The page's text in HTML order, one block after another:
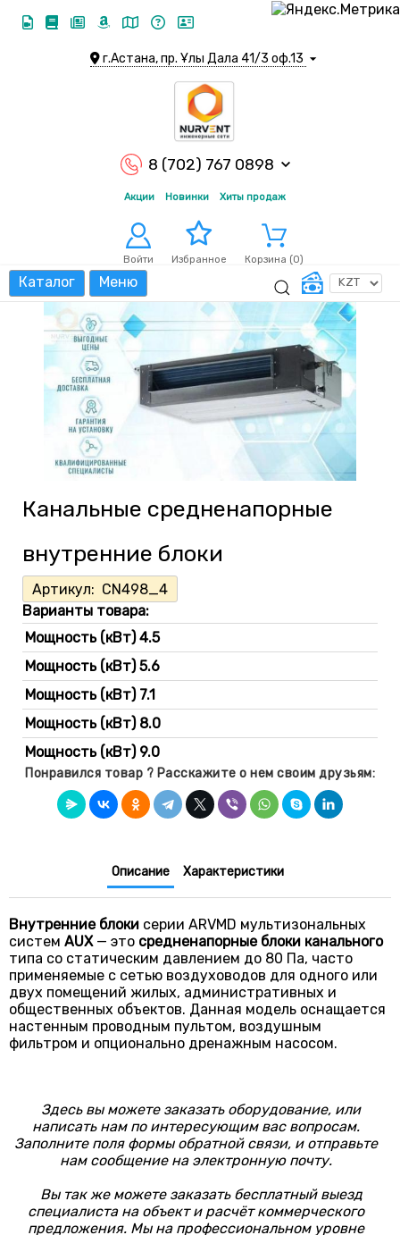
г.Астана, пр. Ұлы Дала 41/3 оф.13
8 (702) 767 0898
Акции Новинки Хиты продаж
Войти Избранное Корзина (0)
Каталог Меню
Канальные средненапорные
внутренние блоки
Артикул: CN498_4
Варианты товара:
Мощность (кВт) 4.5
Мощность (кВт) 5.6
Мощность (кВт) 7.1
Мощность (кВт) 8.0
Мощность (кВт) 9.0
Мощность (кВт) 10.0
Мощность (кВт) 11.2
Мощность (кВт) 14.0
Мощность (кВт) 15.0
Понравился товар ? Расскажите о нем своим друзьям:
Описание Характеристики
Внутренние блоки серии ARVMD мультизональных
систем AUX— это средненапорные блоки канального
типа со статическим давлением до 80 Па, часто
применяемые с сетью воздуховодов для одного или
двух помещений жилых, административных и
общественных объектов. Данная модель оснащается
настенным проводным пультом, воздушным
фильтром и опционально дренажным насосом.
Здесь вы можете заказать оборудование, или
написать нам по интересующим вас вопросам.
Заполните поля формы обратной связи, и отправьте
нам сообщение на электронную почту.
Вы так же можете заказать бесплатный выезд
специалиста на объект и расчёт коммерческого
предложения. Мы на профессиональном уровне